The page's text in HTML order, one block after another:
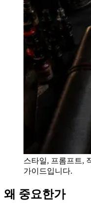
스타일, 프롬프트,
가이드입니다.
왜 중요한가